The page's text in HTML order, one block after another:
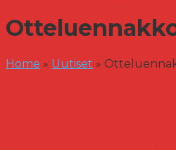
Otteluennakko
Home » Uutiset »